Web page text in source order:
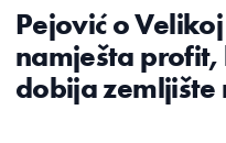
Pejović o
namješta profit,
dobija zemljište